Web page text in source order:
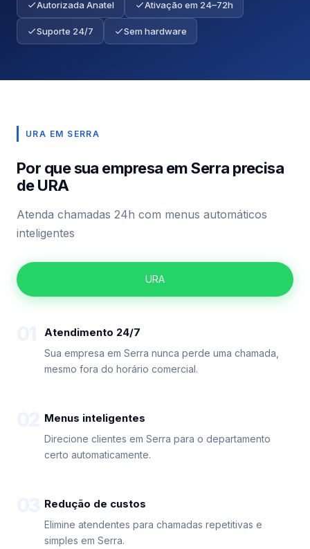
Autorizada Anatel Ativação em 24–72h
Suporte 24/7 Sem hardware
URA EM SERRA
Por que sua empresa em Serra precisa
de URA
Atenda chamadas 24h com menus automáticos
inteligentes
URA
Atendimento 24/7
Sua empresa em Serra nunca perde uma chamada,
mesmo fora do horário comercial.
Menus inteligentes
Direcione clientes em Serra para o departamento
certo automaticamente.
Redução de custos
Elimine atendentes para chamadas repetitivas e
simples em Serra.